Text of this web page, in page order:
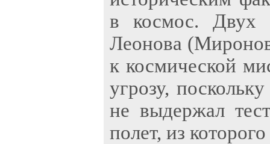
в космос. Двух
Леонова
к космической
угрозу,
не выдержал
полет, из